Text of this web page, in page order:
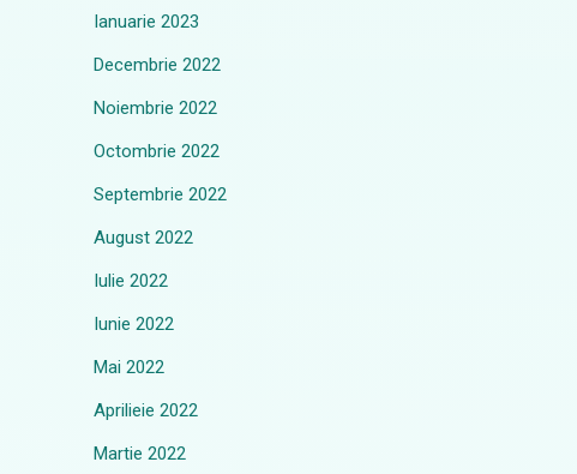
Ianuarie 2023
Decembrie 2022
Noiembrie 2022
Octombrie 2022
Septembrie 2022
August 2022
Iulie 2022
Iunie 2022
Mai 2022
Aprilieie 2022
Martie 2022